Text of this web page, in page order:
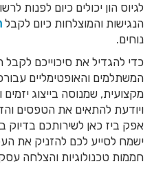
לגיוס הון יכולים כיום לפנות
הנגישות והמוצלחות כיום לקבל
נוחים.
כדי להגדיל את סיכוייכם לקבל
המשתלמים והאופטימליים
מקצועית, שמנוסה בייצוג
ויודעת להתאים את הטפסים
אפק ביז כאן לשירותכם בדיוק
ישמח לסייע לכם להזניק את
חממות טכנולוגיות והצלחה